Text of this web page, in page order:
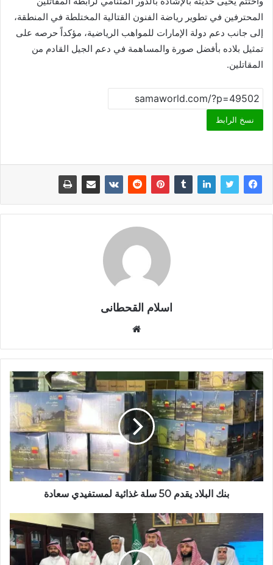
المحترفين في تطوير رياضة الفنون القتالية المختلطة في المنطقة،
إلى جانب دعم دولة الإمارات للمواهب الرياضية، مؤكداً حرصه على
تمثيل بلاده بأفضل صورة والمساهمة في دعم الجيل القادم من
المقاتلين.
نسخ الرابط
اسلام القحطانى
ق
ع
ا
و
ي
ب
بنك البلاد يقدم 50 سلة غذائية لمستفيدي سعادة